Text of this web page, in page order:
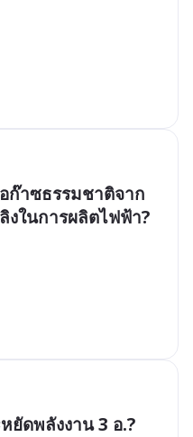
ก๊าซธรรมชาติจาก
งในการผลิตไฟฟ้า?
ยัดพลังงาน 3 อ.?